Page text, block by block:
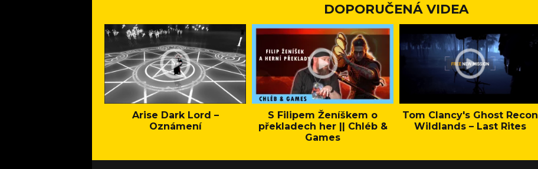
DOPORUČENÁ VIDEA
Arise Dark Lord –
Oznámení
S Filipem Ženíškem o
překladech her || Chléb &
Games
Tom Clancy's Ghost Recon
Wildlands – Last Rites